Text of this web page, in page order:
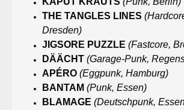
THE TANGLES LINES
Dresden)
JIGSORE PUZZLE (Fastcore,
DÄÄCHT (Garage-Punk,
APÉRO (Eggpunk, Hamburg)
BANTAM (Punk, Essen)
BLAMAGE (Deutschpunk,